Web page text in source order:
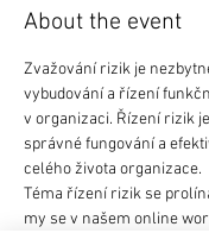
About the event
Zvažování rizik je
vybudování a řízení
v organizaci. Řízení rizik
správné fungování a
celého života organizace.
Téma řízení rizik se
my se v našem online